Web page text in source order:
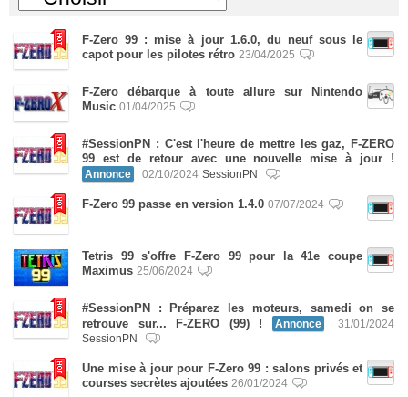
F-Zero 99 : mise à jour 1.6.0, du neuf sous le
capot pour les pilotes rétro 23/04/2025
F-Zero débarque à toute allure sur Nintendo
Music 01/04/2025
#SessionPN : C'est l'heure de mettre les gaz, F-ZERO
99 est de retour avec une nouvelle mise à jour !
Annonce 02/10/2024 SessionPN
F-Zero 99 passe en version 1.4.0 07/07/2024
Tetris 99 s'offre F-Zero 99 pour la 41e coupe
Maximus 25/06/2024
#SessionPN : Préparez les moteurs, samedi on se
retrouve sur... F-ZERO (99) !
Annonce
31/01/2024
SessionPN
Une mise à jour pour F-Zero 99 : salons privés et
courses secrètes ajoutées 26/01/2024